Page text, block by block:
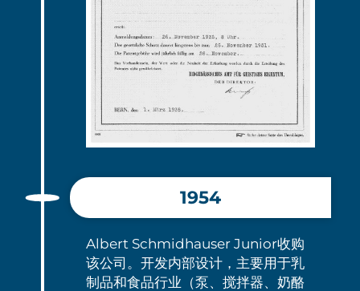
1954
Albert Schmidhauser Junior收购
该公司。开发内部设计，主要用于乳
制品和食品行业（泵、搅拌器、奶酪